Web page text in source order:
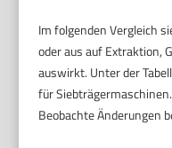
Im folgenden Vergleich
oder aus auf Extraktion,
auswirkt. Unter der
für
Beobachte Änderungen